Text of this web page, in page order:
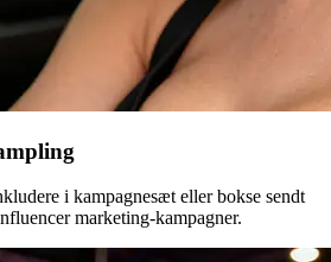
i kampagnesæt eller bokse sendt
marketing-kampagner.